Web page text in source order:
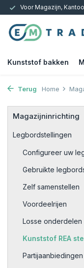
15.000m2 op
Kunststof bakken
Terug Home
Magazijninrichting
Legbordstellingen
Configureer uw
Gebruikte
Zelf samenstellen
Voordeelrijen
Losse onderdelen
Kunststof REA
Partijaanbiedingen